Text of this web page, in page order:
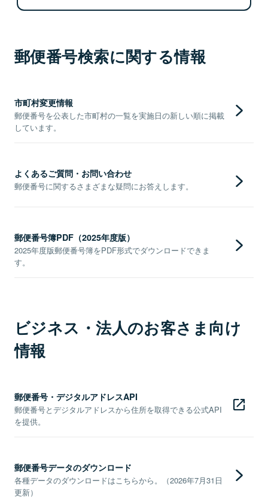
郵便番号検索に関する情報
市町村変更情報
郵便番号を公表した市町村の一覧を実施日の新しい順に掲載
しています。
よくあるご質問・お問い合わせ
郵便番号に関するさまざまな疑問にお答えします。
郵便番号簿PDF（2025年度版）
2025年度版郵便番号簿をPDF形式でダウンロードできま
す。
ビジネス・法人のお客さま向け
情報
郵便番号・デジタルアドレスAPI
郵便番号とデジタルアドレスから住所を取得できる公式API
を提供。
郵便番号データのダウンロード
各種データのダウンロードはこちらから。（2026年7月31日
更新）